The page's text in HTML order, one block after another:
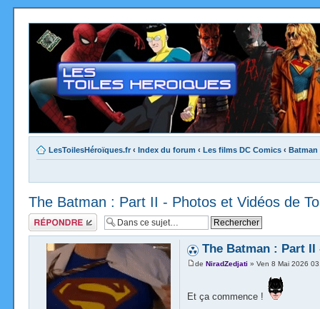
LesToilesHéroïques.fr ‹ Index du forum ‹ Les films DC Comics ‹ Batman
The Batman : Part II - Photos et Vidéos de
Répondre
The Batman : Part II
de NiradZedjati » Ven 8 Mai 2026
Et ça commence !